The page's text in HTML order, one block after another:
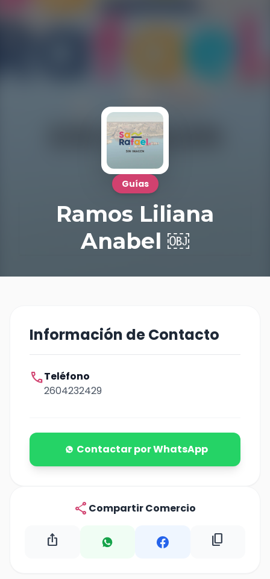
Guías
Ramos Liliana
Anabel ￼
Información de Contacto
callTeléfono
2604232429
Contactar por WhatsApp
share Compartir Comercio
ios_share content_copy